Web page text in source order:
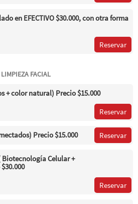
en EFECTIVO $30.000, con otra forma
Reservar
LIMPIEZA FACIAL
+ color natural) Precio $15.000
Reservar
Precio $15.000 Reservar
Biotecnología Celular +
Reservar